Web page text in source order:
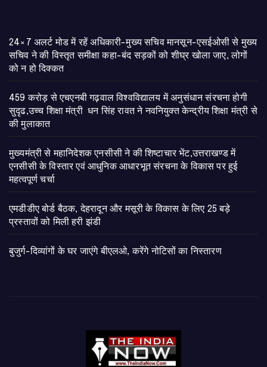
24×7 अलर्ट मोड में रहें अधिकारी-मुख्य सचिव मानसून-एसईओसी से मुख्य
सचिव ने की विस्तृत समीक्षा कहा-बंद सड़कों को शीघ्र खोला जाए, लोगों
को न हो दिक्कत
459 करोड़ से एचएनबी गढ़वाल विश्वविद्यालय में अनुसंधान संरचना होगी
सुदृढ,उच्च शिक्षा मंत्री धन सिंह रावत ने नवनियुक्त केन्द्रीय शिक्षा मंत्री से
की मुलाकात
मुख्यमंत्री से महानिदेशक एनसीसी ने की शिष्टाचार भेंट,उत्तराखण्ड में
एनसीसी के विस्तार एवं आधुनिक आधारभूत संरचना के विकास पर हुई
महत्वपूर्ण चर्चा
एमडीडीए बोर्ड बैठक, देहरादून और मसूरी के विकास के लिए 25 बड़े
प्रस्तावों को मिली हरी झंडी
बुजुर्ग-दिव्यांगों के घर जाएंगे बीएलओ, करेंगे नोटिसों का निस्तारण